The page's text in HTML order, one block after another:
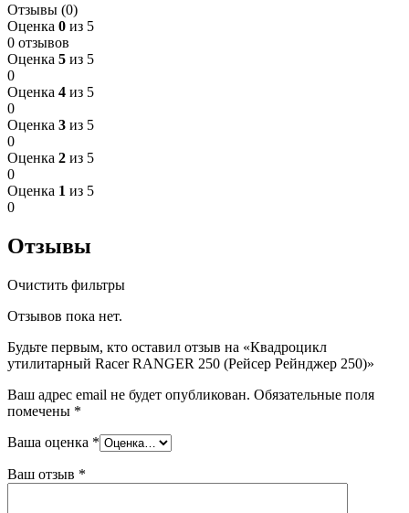
Отзывы (0)
Оценка 0 из 5
0 отзывов
Оценка 5 из 5
0
Оценка 4 из 5
0
Оценка 3 из 5
0
Оценка 2 из 5
0
Оценка 1 из 5
0
Отзывы
Очистить фильтры
Отзывов пока нет.
Будьте первым, кто оставил отзыв на «Квадроцикл
утилитарный Racer RANGER 250 (Рейсер Рейнджер 250)»
Ваш адрес email не будет опубликован. Обязательные поля
помечены *
Ваша оценка *
Ваш отзыв *